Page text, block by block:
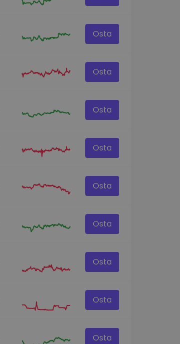
Osta
Osta
Osta
Osta
Osta
Osta
Osta
Osta
Osta